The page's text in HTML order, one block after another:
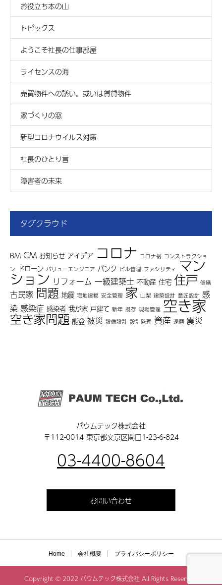
お役立ち本の山
トピックス
ようこそ社長の仕事部屋
ライセンスの海
売買物件への誘い。或いは賃貸物件
家づくりの窓
新型コロナウイルス対策
社長のひとり言
障害者の未来
タグクラウド
BM CM お知らせ アイデア コロナ コロナ禍 コンストラクショ
ン ドローン バリューエンジニア バンク ビル管理 ファシリティ マン
ション リフォーム 一級建築士 不動産 住宅 住戸 修繕
古民家 問題 地震 宅地建物 安全管理 家 山梨 建築設計 意匠設計 感
染 感染症 感染者 我が家 戸建て 新年 既存 現場管理 空き家
空き家問題 能登 被災 設備設計 設計監理 資産 還暦 震災
パウムテック株式会社
〒112-0014 東京都文京区関口1-23-6-824
03-4400-8604
お問い合わせ
Home 会社概要 プライバシーポリシー
Copyright © 2022 パウムテック株式会社 All Rights Reserved.